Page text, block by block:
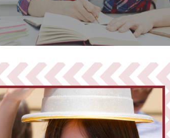
кампанії до Університету.